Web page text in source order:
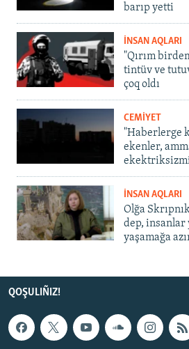
barıp yetti
İNSAN AQLARI
"Qırım
tintüv ve
çoq oldı
CEMİYET
"Haberlerge
ekenler,
İNSAN AQLARI
Olğa
dep, insanlar
yaşamağa
QOŞULIÑIZ!